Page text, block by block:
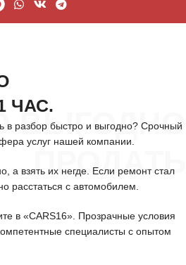
ВЫГОДНО
ПРОДАТЬ
ЧАС.
в разбор быстро и выгодно? Срочный
услуг нашей компании.
а взять их негде. Если ремонт стал
расстаться с автомобилем.
в «CARS16». Прозрачные условия
специалисты с опытом